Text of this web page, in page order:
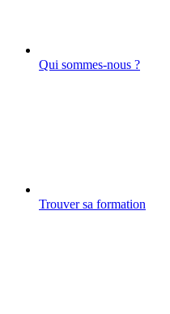
Qui sommes-nous ?
Trouver sa formation